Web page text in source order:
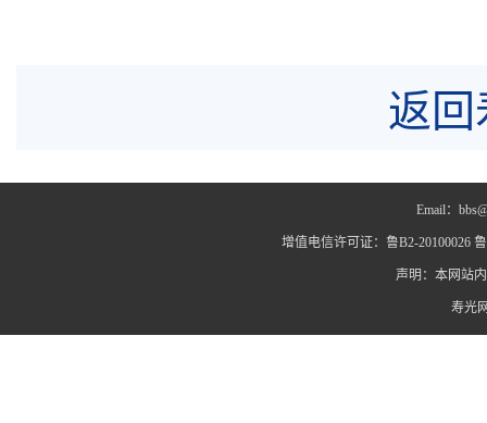
返回
Email：
增值电信许可证：鲁B2-20100026
声明：本网站
寿光